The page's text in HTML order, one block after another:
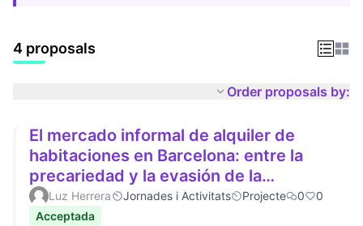
4 proposals
Order proposals by:
El mercado informal de alquiler de
habitaciones en Barcelona: entre la
precariedad y la evasión de la
regulación de precios
Luz Herrera Jornades i Activitats Projecte 0
0
Acceptada